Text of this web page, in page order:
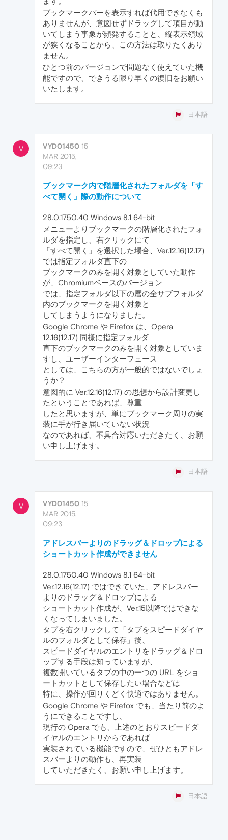
ブックマークバーを表示すれば代用できなくも
ありませんが、意図せずドラッグして項目が動
いてしまう事象が頻発することと、縦表示領域
が狭くなることから、この方法は取りたくあり
ません。
ひとつ前のバージョンで問題なく使えていた機
能ですので、できうる限り早くの復旧をお願い
いたします。
日本語
V VYD01450 15
MAR 2015,
09:23
ブックマーク内で階層化されたフォルダを「す
べて開く」際の動作について
28.0.1750.40 Windows 8.1 64-bit
メニューよりブックマークの階層化されたフォ
ルダを指定し、右クリックにて
「すべて開く」を選択した場合、Ver.12.16(12.17)
では指定フォルダ直下の
ブックマークのみを開く対象としていた動作
が、Chromiumベースのバージョン
では、指定フォルダ以下の層の全サブフォルダ
内のブックマークを開く対象と
してしまうようになりました。
Google Chrome や Firefox は、Opera
12.16(12.17) 同様に指定フォルダ
直下のブックマークのみを開く対象としていま
すし、ユーザーインターフェース
としては、こちらの方が一般的ではないでしょ
うか？
意図的に Ver.12.16(12.17) の思想から設計変更し
たということであれば、尊重
したと思いますが、単にブックマーク周りの実
装に手が行き届いていない状況
なのであれば、不具合対応いただきたく、お願
い申し上げます。
日本語
V VYD01450 15
MAR 2015,
09:23
アドレスバーよりのドラッグ＆ドロップによる
ショートカット作成ができません
28.0.1750.40 Windows 8.1 64-bit
Ver.12.16(12.17) ではできていた、アドレスバー
よりのドラッグ＆ドロップによる
ショートカット作成が、Ver.15以降ではできな
くなってしまいました。
タブを右クリックして「タブをスピードダイヤ
ルのフォルダとして保存」後、
スピードダイヤルのエントリをドラッグ＆ドロ
ップする手段は知っていますが、
複数開いているタブの中の一つの URL をショ
ートカットとして保存したい場合などは
特に、操作が回りくどく快適ではありません。
Google Chrome や Firefox でも、当たり前のよ
うにできることですし、
現行の Opera でも、上述のとおりスピードダ
イヤルのエントリからであれば
実装されている機能ですので、ぜひともアドレ
スバーよりの動作も、再実装
していただきたく、お願い申し上げます。
日本語